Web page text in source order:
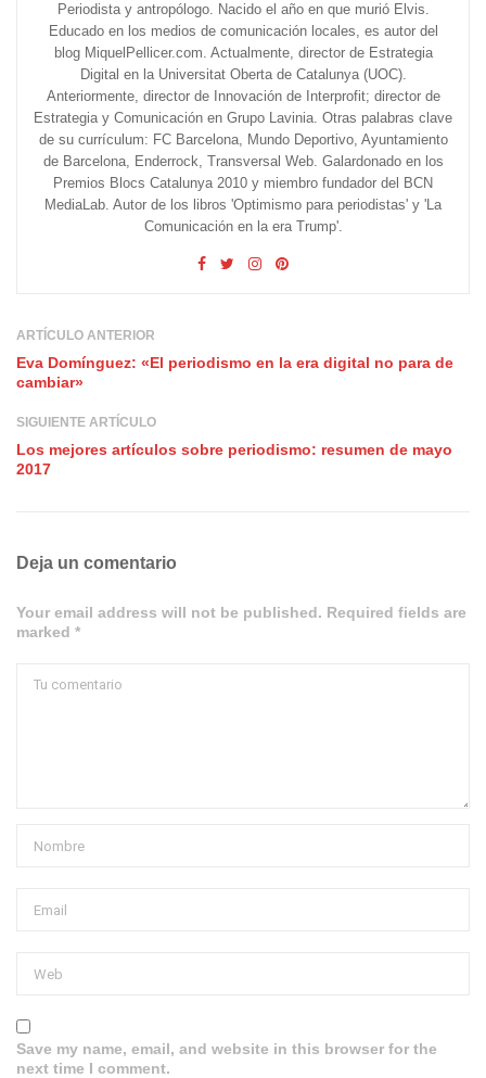
Periodista y antropólogo. Nacido el año en que murió Elvis.
Educado en los medios de comunicación locales, es autor del
blog MiquelPellicer.com. Actualmente, director de Estrategia
Digital en la Universitat Oberta de Catalunya (UOC).
Anteriormente, director de Innovación de Interprofit; director de
Estrategia y Comunicación en Grupo Lavinia. Otras palabras clave
de su currículum: FC Barcelona, Mundo Deportivo, Ayuntamiento
de Barcelona, Enderrock, Transversal Web. Galardonado en los
Premios Blocs Catalunya 2010 y miembro fundador del BCN
MediaLab. Autor de los libros 'Optimismo para periodistas' y 'La
Comunicación en la era Trump'.
ARTÍCULO ANTERIOR
Eva Domínguez: «El periodismo en la era digital no para de
cambiar»
SIGUIENTE ARTÍCULO
Los mejores artículos sobre periodismo: resumen de mayo
2017
Deja un comentario
Your email address will not be published. Required fields are
marked *
Save my name, email, and website in this browser for the
next time I comment.